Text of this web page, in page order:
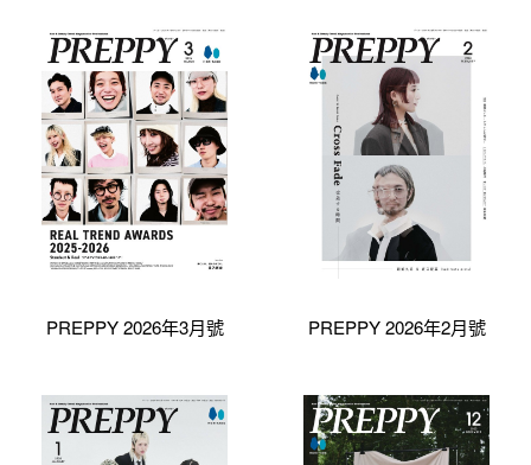
PREPPY 2026年3月號 PREPPY 2026年2月號